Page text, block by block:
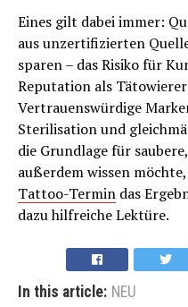
Eines gilt dabei immer:
aus unzertifizierten
sparen – das Risiko für
Reputation als
Vertrauenswürdige
Sterilisation und
die Grundlage für
außerdem wissen
Tattoo-Termin das
dazu hilfreiche Lektüre.
In this article: NEU